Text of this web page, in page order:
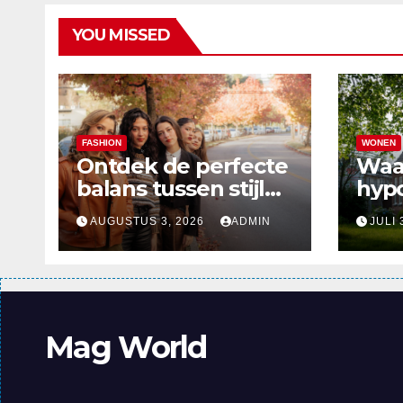
YOU MISSED
FASHION
Ontdek de perfecte
balans tussen stijl
en comfort in de
nieuwste
damesmode
AUGUSTUS 3, 2026 ADMIN
WONEN
JULI
Mag World